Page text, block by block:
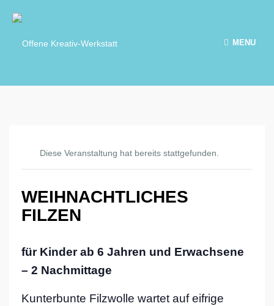
MENU
Diese Veranstaltung hat bereits stattgefunden.
WEIHNACHTLICHES
FILZEN
für Kinder ab 6 Jahren und Erwachsene
– 2 Nachmittage
Kunterbunte Filzwolle wartet auf eifrige